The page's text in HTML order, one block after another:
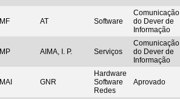
MF AT Software
Comunicação
do Dever de
Informação
MP AIMA, I. P. Serviços
Comunicação
do Dever de
Informação
MAI GNR
Hardware
Software
Redes
Aprovado